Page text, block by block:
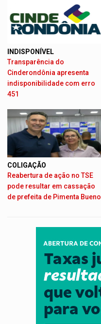
INDISPONÍVEL
Transparência do
Cinderondônia apresenta
indisponibilidade com erro
451
COLIGAÇÃO
Reabertura de ação no TSE
pode resultar em cassação
de prefeita de Pimenta Bueno